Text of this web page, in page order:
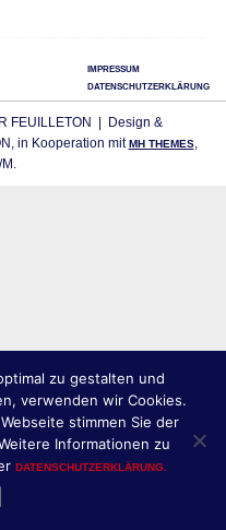
IMPRESSUM
DATENSCHUTZERKLÄRUNG
FEUILLETON | Design &
in Kooperation mitMH THEMES,
zu gestalten und
verwenden wir Cookies.
stimmen Sie der
Informationen zu
DATENSCHUTZERKLÄRUNG.